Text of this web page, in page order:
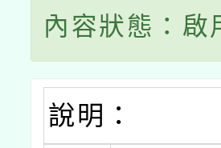
內容狀態：啟
說明：